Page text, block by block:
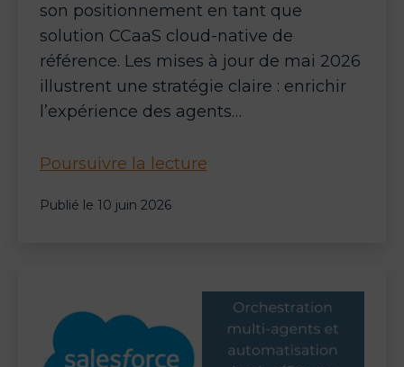
son positionnement en tant que
solution CCaaS cloud-native de
référence. Les mises à jour de mai 2026
illustrent une stratégie claire : enrichir
l’expérience des agents…
Poursuivre la lecture
s’impose
dans
les
Publié le 10 juin 2026